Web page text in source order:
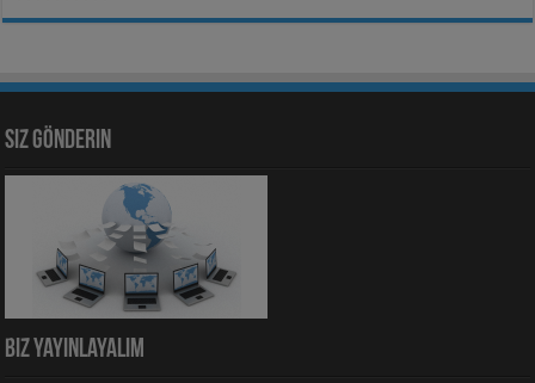
Siz Gönderin
Biz Yayınlayalım